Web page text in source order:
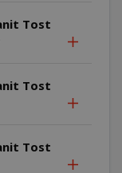
Tost
Tost
Tost